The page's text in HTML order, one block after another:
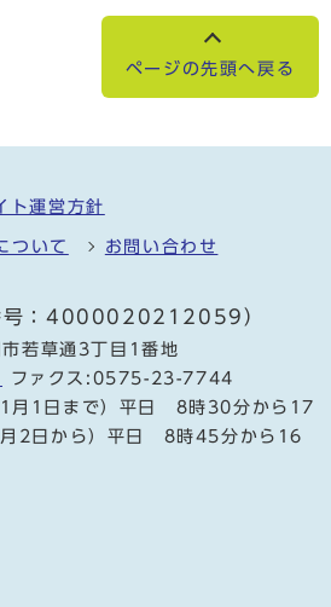
ページの先頭へ戻る
ト運営方針
ついて お問い合わせ
号：4000020212059）
若草通3丁目1番地
ファクス:0575-23-7744
月1日まで）平日 8時30分から17
2日から）平日 8時45分から16